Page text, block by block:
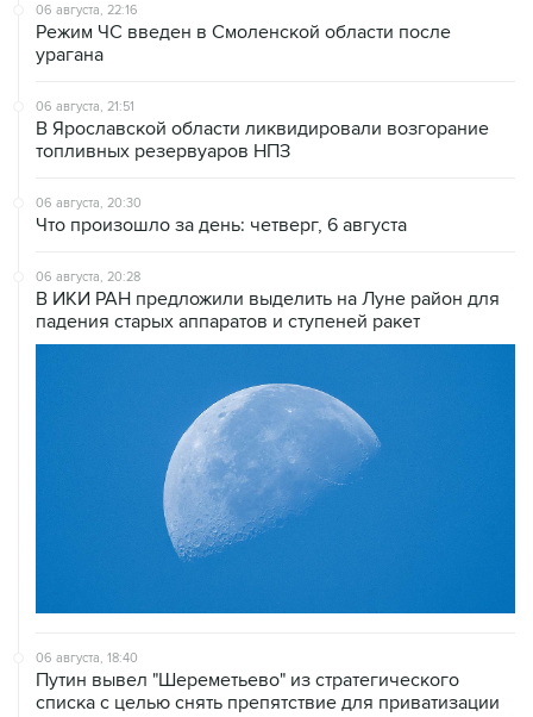
06 августа, 22:16
Режим ЧС введен в Смоленской области после
урагана
06 августа, 21:51
В Ярославской области ликвидировали возгорание
топливных резервуаров НПЗ
06 августа, 20:30
Что произошло за день: четверг, 6 августа
06 августа, 20:28
В ИКИ РАН предложили выделить на Луне район для
падения старых аппаратов и ступеней ракет
06 августа, 18:40
Путин вывел "Шереметьево" из стратегического
списка с целью снять препятствие для приватизации